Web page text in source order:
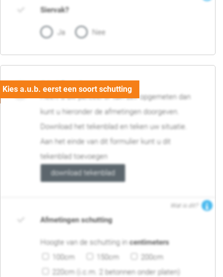
Siervak?
Ja Nee
04. Afmetingen
Heeft u uw perceel of tuin zelf opgemeten dan
kunt u hieronder de afmetingen doorgeven.
Download het tekenblad en teken uw situatie.
Aan het einde van dit formulier kunt u dit
tekenblad toevoegen
download tekenblad
Wat is dit?
Afmetingen schutting
Hoogte van de schutting incentimeters
100cm
150cm
200cm
220cm (i.c.m. 2 betonnen onder platen)